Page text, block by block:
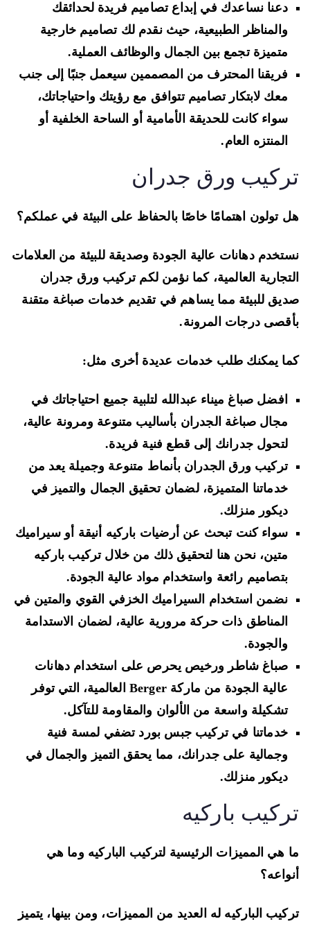
دعنا نساعدك في إبداع تصاميم فريدة لحدائقك
والمناظر الطبيعية، حيث نقدم لك تصاميم خارجية
متميزة تجمع بين الجمال والوظائف العملية.
فريقنا المحترف من المصممين سيعمل جنبًا إلى جنب
معك لابتكار تصاميم تتوافق مع رؤيتك واحتياجاتك،
سواء كانت للحديقة الأمامية أو الساحة الخلفية أو
المنتزه العام.
ورق جدران
تولون اهتمامًا خاصًا بالحفاظ على البيئة في عملكم؟
دهانات عالية الجودة وصديقة للبيئة من العلامات
العالمية، كما نؤمن لكم تركيب ورق جدران
للبيئة مما يساهم في تقديم خدمات صباغة متقنة
درجات المرونة.
يمكنك طلب خدمات عديدة أخرى مثل:
افضل صباغ ميناء عبدالله لتلبية جميع احتياجاتك في
مجال صباغة الجدران بأساليب متنوعة ومرونة عالية،
لتحول جدرانك إلى قطع فنية فريدة.
تركيب ورق الجدران بأنماط متنوعة وجميلة يعد من
خدماتنا المتميزة، لضمان تحقيق الجمال والتميز في
ديكور منزلك.
سواء كنت تبحث عن أرضيات باركيه أنيقة أو سيراميك
متين، نحن هنا لتحقيق ذلك من خلال تركيب باركيه
بتصاميم رائعة واستخدام مواد عالية الجودة.
نضمن استخدام السيراميك الخزفي القوي والمتين في
المناطق ذات حركة مرورية عالية، لضمان الاستدامة
والجودة.
صباغ شاطر ورخيص يحرص على استخدام دهانات
عالية الجودة من ماركة Berger العالمية، التي توفر
تشكيلة واسعة من الألوان والمقاومة للتآكل.
خدماتنا في تركيب جبس بورد تضفي لمسة فنية
وجمالية على جدرانك، مما يحقق التميز والجمال في
ديكور منزلك.
باركيه
هي المميزات الرئيسية لتركيب الباركيه وما هي
الباركيه له العديد من المميزات، ومن بينها، يتميز